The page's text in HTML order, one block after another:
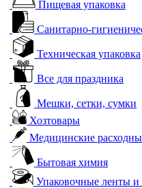
Пищевая упаковка
Санитарно-
Техническая упаковка
Все для праздника
Мешки, сетки, сумки
Хозтовары
Медицинские
Бытовая химия
Упаковочные ленты и